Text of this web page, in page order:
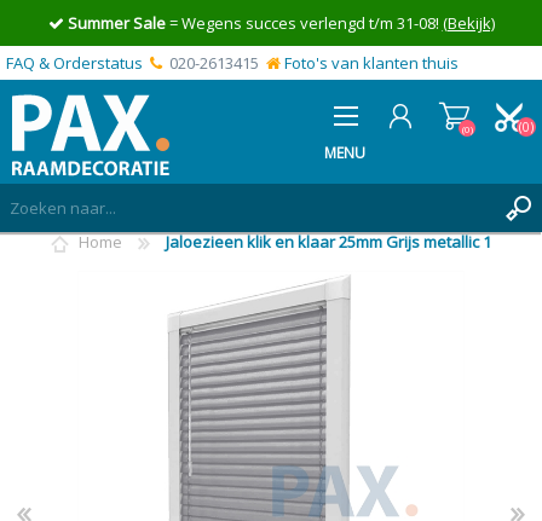
Summer Sale= Wegens succes verlengd t/m 31-08! (Bekijk)
FAQ & Orderstatus
020-2613415 Foto's van klanten thuis
MENU
(0)
(0)
Home Jaloezieen klik en klaar 25mm Grijs metallic 1